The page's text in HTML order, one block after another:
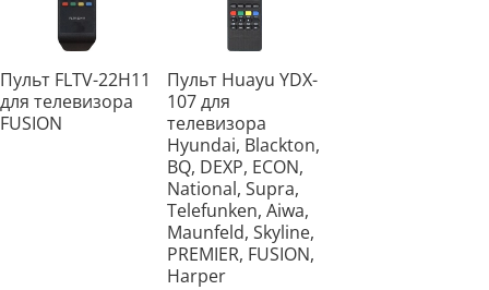
Пульт FLTV-22H11
для телевизора
FUSION
Пульт Huayu YDX-
107 для
телевизора
Hyundai, Blackton,
BQ, DEXP, ECON,
National, Supra,
Telefunken, Aiwa,
Maunfeld, Skyline,
PREMIER, FUSION,
Harper